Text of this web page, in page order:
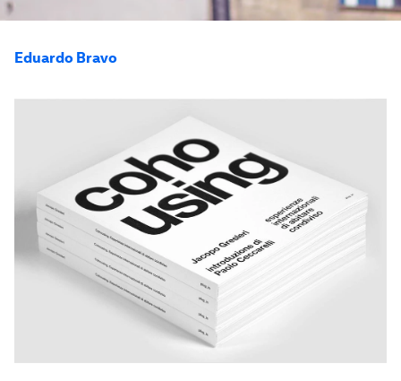
Eduardo Bravo